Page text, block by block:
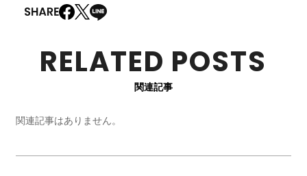
RELATED POSTS
関連記事
関連記事はありません。